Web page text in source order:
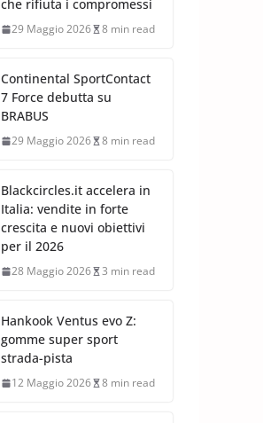
che rifiuta i compromessi
29 Maggio 2026 8 min read
Continental SportContact
7 Force debutta su
BRABUS
29 Maggio 2026 8 min read
Blackcircles.it accelera in
Italia: vendite in forte
crescita e nuovi obiettivi
per il 2026
28 Maggio 2026 3 min read
Hankook Ventus evo Z:
gomme super sport
strada-pista
12 Maggio 2026 8 min read